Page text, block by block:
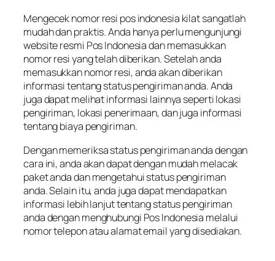
Mengecek nomor resi pos indonesia kilat sangatlah
mudah dan praktis. Anda hanya perlu mengunjungi
website resmi Pos Indonesia dan memasukkan
nomor resi yang telah diberikan. Setelah anda
memasukkan nomor resi, anda akan diberikan
informasi tentang status pengiriman anda. Anda
juga dapat melihat informasi lainnya seperti lokasi
pengiriman, lokasi penerimaan, dan juga informasi
tentang biaya pengiriman.
Dengan memeriksa status pengiriman anda dengan
cara ini, anda akan dapat dengan mudah melacak
paket anda dan mengetahui status pengiriman
anda. Selain itu, anda juga dapat mendapatkan
informasi lebih lanjut tentang status pengiriman
anda dengan menghubungi Pos Indonesia melalui
nomor telepon atau alamat email yang disediakan.